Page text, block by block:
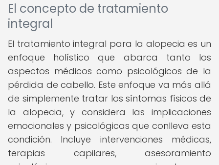
El concepto de tratamiento
integral
El tratamiento integral para la alopecia es un
enfoque holístico que abarca tanto los
aspectos médicos como psicológicos de la
pérdida de cabello. Este enfoque va más allá
de simplemente tratar los síntomas físicos de
la alopecia, y considera las implicaciones
emocionales y psicológicas que conlleva esta
condición. Incluye intervenciones médicas,
terapias capilares, asesoramiento